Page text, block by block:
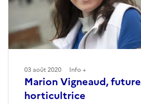
Marion Vigneaud, future
horticultrice
03 août 2020 Info +